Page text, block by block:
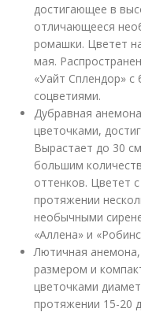
достигающее в
отличающееся
ромашки. Цветет
мая.
«Уайт Сплендор»
соцветиями.
Дубравная
цветочками,
Вырастает до 30
большим
оттенков. Цветет
протяжении
необычными
«Аллена» и
Лютичная
размером и
цветочками
протяжении 15-20